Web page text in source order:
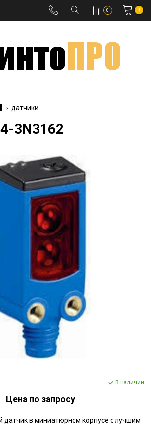
0 0
датчики
3N3162
В наличии
Цена по запросу
датчик в миниатюрном корпусе с лучшим